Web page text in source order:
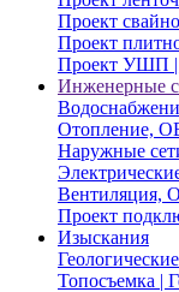
Проект
Проект
Проект УШП |
Инженерные
Отопление,
Наружные
Вентиляция,
Проект
Изыскания
Топосъемка |